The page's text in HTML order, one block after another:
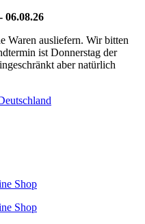
06.08.26
Waren ausliefern. Wir bitten
ist Donnerstag der
aber natürlich